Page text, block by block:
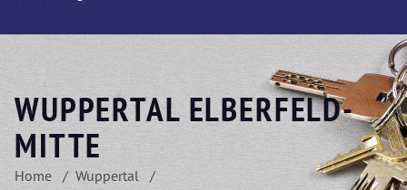
WUPPERTAL ELBERFELD-
MITTE
Home
Wuppertal